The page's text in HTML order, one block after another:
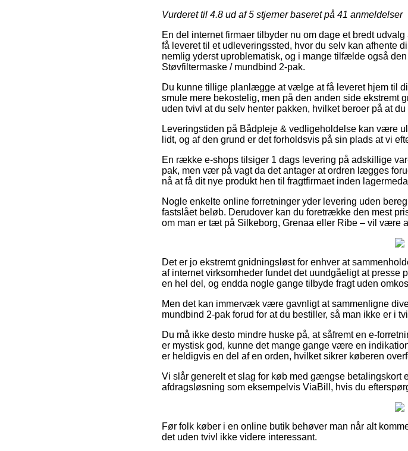
Vurderet til 4.8 ud af 5 stjerner baseret på 41 anmeldelser
En del internet firmaer tilbyder nu om dage et bredt
få leveret til et udleveringssted, hvor du selv kan afhente
nemlig yderst uproblematisk, og i mange tilfælde også
Støvfiltermaske / mundbind 2-pak.
Du kunne tillige planlægge at vælge at få leveret hjem til
smule mere bekostelig, men på den anden side ekstremt
uden tvivl at du selv henter pakken, hvilket beroer på at
Leveringstiden på Bådpleje & vedligeholdelse kan være
lidt, og af den grund er det forholdsvis på sin plads at vi
En række e-shops tilsiger 1 dags levering på adskillige
pak, men vær på vagt da det antager at ordren lægges
nå at få dit nye produkt hen til fragtfirmaet inden
Nogle enkelte online forretninger yder levering uden
fastslået beløb. Derudover kan du foretrække den mest
om man er tæt på Silkeborg, Grenaa eller Ribe – vil være
Det er jo ekstremt gnidningsløst for enhver at
af internet virksomheder fundet det uundgåeligt at presse
en hel del, og endda nogle gange tilbyde fragt uden
Men det kan immervæk være gavnligt at sammenligne
mundbind 2-pak forud for at du bestiller, så man ikke er i
Du må ikke desto mindre huske på, at såfremt en e-
er mystisk god, kunne det mange gange være en
er heldigvis en del af en orden, hvilket sikrer køberen
Vi slår generelt et slag for køb med gængse betalingskort
afdragsløsning som eksempelvis ViaBill, hvis du
Før folk køber i en online butik behøver man når alt
det uden tvivl ikke videre interessant.